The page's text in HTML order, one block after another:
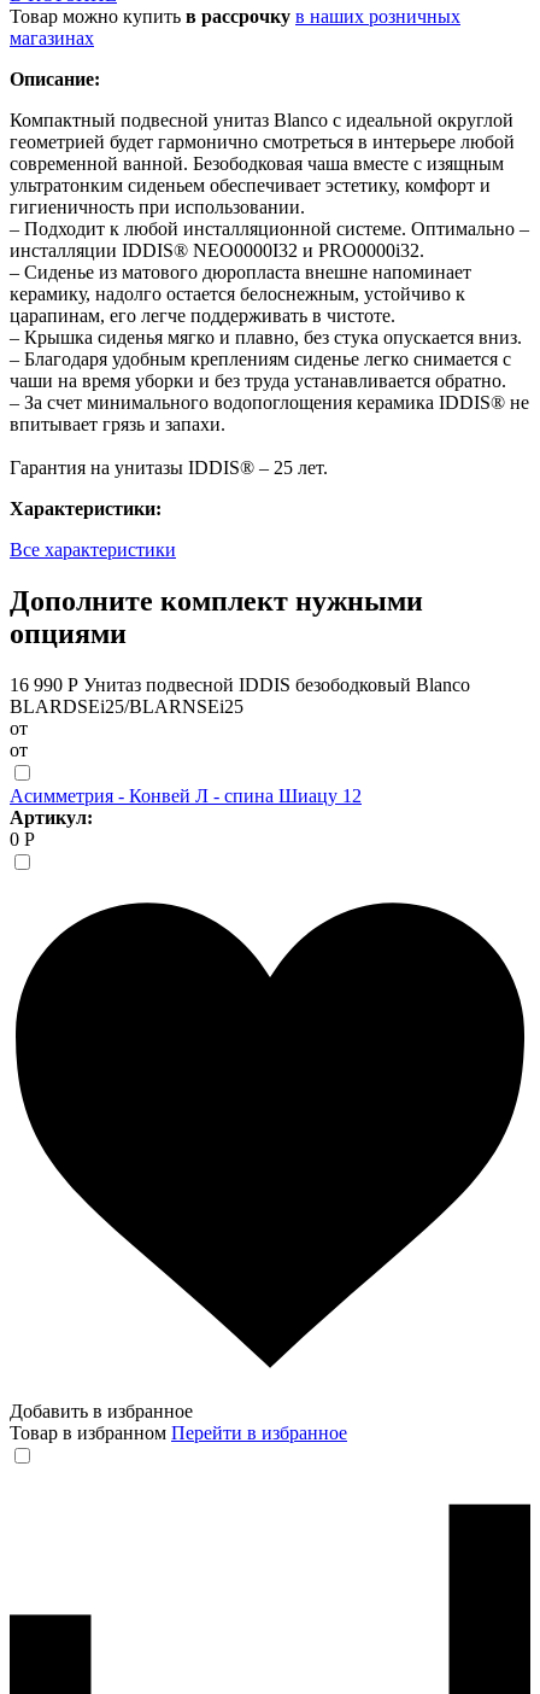
Товар можно купить в рассрочку в наших розничных
магазинах
Описание:
Компактный подвесной унитаз Blanco с идеальной округлой
геометрией будет гармонично смотреться в интерьере любой
современной ванной. Безободковая чаша вместе с изящным
ультратонким сиденьем обеспечивает эстетику, комфорт и
гигиеничность при использовании.
– Подходит к любой инсталляционной системе. Оптимально –
инсталляции IDDIS® NEO0000I32 и PRO0000i32.
– Сиденье из матового дюропласта внешне напоминает
керамику, надолго остается белоснежным, устойчиво к
царапинам, его легче поддерживать в чистоте.
– Крышка сиденья мягко и плавно, без стука опускается вниз.
– Благодаря удобным креплениям сиденье легко снимается с
чаши на время уборки и без труда устанавливается обратно.
– За счет минимального водопоглощения керамика IDDIS® не
впитывает грязь и запахи.
Гарантия на унитазы IDDIS® – 25 лет.
Характеристики:
Все характеристики
Дополните комплект нужными
опциями
16 990 Р Унитаз подвесной IDDIS безободковый Blanco
BLARDSEi25/BLARNSEi25
от
от
Асимметрия - Конвей Л - спина Шиацу 12
Артикул:
0 Р
Добавить в избранное
Товар в избранном Перейти в избранное